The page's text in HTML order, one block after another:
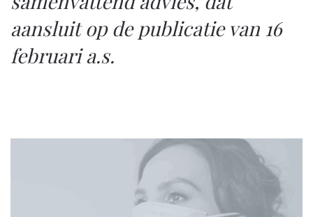
aansluit op de publicatie van 16
februari a.s.